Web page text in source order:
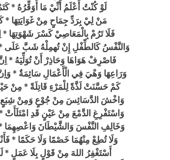
لَوْ كُنْتُ أَعْلَمُ أَنِّيْ مَا أُوَقِّرُهُ *
مَنْ لِيْ بِرَدِّ جِمَاحٍ مِنْ غَوَايَتِهَا *
فَلَا تَرُمْ بِالْمَعَاصِيْ كَسْرَ شَهْوَتِهَا *
وَالنَّفْسُ كَالطِّفْلِ إِنْ تُهمِلْهُ شَبَّ عَلَى
فَاصْرِفْ هَوَاهَا وَحَاذِرْ أَنْ تُوَلِّيَهُ *
وَرَاعِهَا وَهْيَ فِي الْأَعْمَالِ سَائِمَةٌ *
كَمْ حَسَّنَتْ لَذَّةً لِلْمَرْءِ قَاتِلَةً * مِنْ
وَاخْشَ الدَّسَائِسَ مِنْ جُوْعٍ وَمِنْ
وَاسْتَفْرِغِ الدَّمْعَ مِنْ عَيْنٍ قَدِ امْتَلَأَتْ
وَخَالِفِ النَّفْسَ وَالشَّيْطَانَ وَاعْصِهِمَا
وَلَا تُطِعْ مِنْهُمَا خَصْمًا وَلَا حَكَمًا *
أَسْتَغْفِرُ اللهَ مِنْ قَوْلٍ بِلَا عَمَلٍ